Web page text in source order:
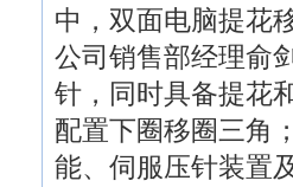
中，双面电脑提花
公司销售部经理俞
针，同时具备提花
配置下圈移圈三角
能、伺服压针装置